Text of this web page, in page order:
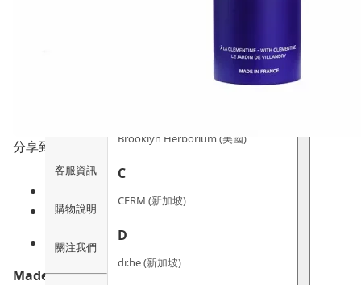
客服資訊
購物說明
關注我們
Brooklyn Herborium (美國)
C
CERM (新加坡)
D
dr.he (新加坡)
分享到
Mademoiselle Saint Germain